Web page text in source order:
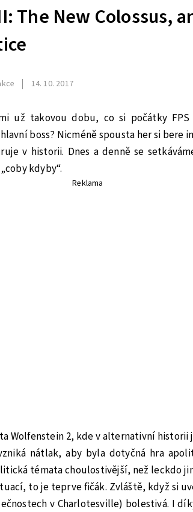
The New Colossus,
14. 10. 2017
už takovou dobu, co si počátky FPS
boss? Nicméně spousta her si bere
v historii. Dnes a denně se
kdyby“.
Reklama
Wolfenstein 2, kde v alternativní historii
nátlak, aby byla dotyčná hra
témata choulostivější, než leckdo
to je teprve fičák. Zvláště, když si
v Charlotesville) bolestivá. I